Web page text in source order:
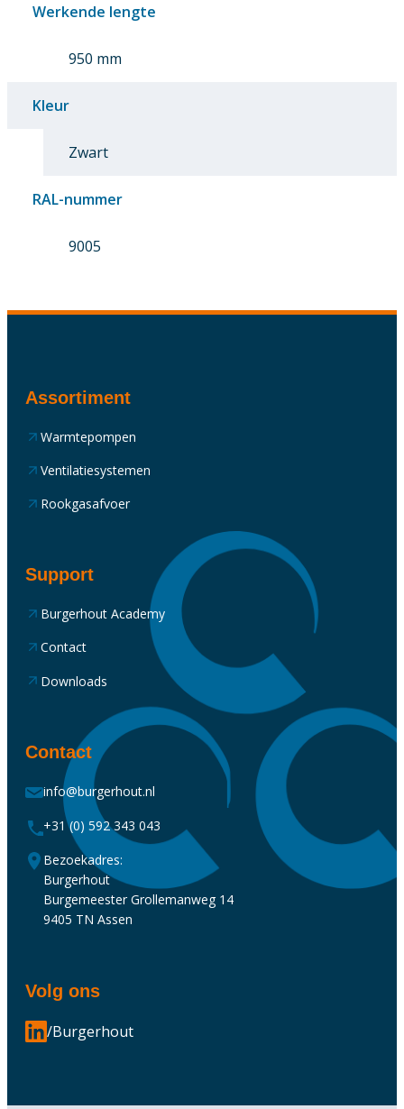
Werkende lengte
950 mm
Kleur
Zwart
RAL-nummer
9005
Assortiment
Warmtepompen
Ventilatiesystemen
Rookgasafvoer
Support
Burgerhout Academy
Contact
Downloads
Contact
info@burgerhout.nl
+31 (0) 592 343 043
Bezoekadres:
Burgerhout
Burgemeester Grollemanweg 14
9405 TN Assen
Volg ons
/Burgerhout